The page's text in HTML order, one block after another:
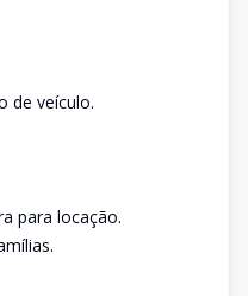
de veículo.
para locação.